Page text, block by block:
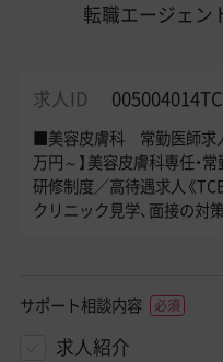
転職エージェン
求人ID
■美容皮膚科 常勤医師求
万円～】美容皮膚科専任・
研修制度／高待遇求人《
クリニック見学、面接の対
サポート相談内容
求人紹介